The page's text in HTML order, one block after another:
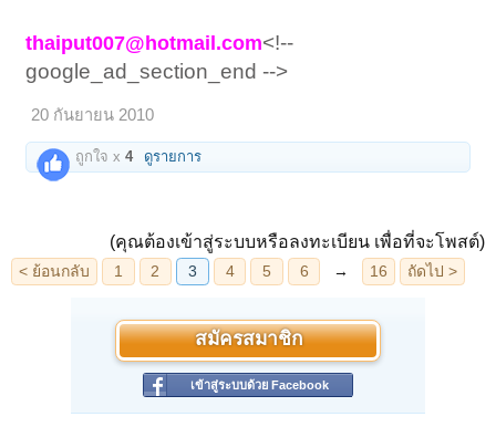
คุณ อรรถพล ด่านศรีชาญชัย ธ.กรุงเทพ สาขา
พิษณุโลก ออมทรัพย์ เลขที่ 263-520213-4
โทร.084-6245007
อย่างมากมาย โดยพิมพ์พระพุทธชินราชใบเสมานี้
สร้างเลียนแบบพระกรุชินราชใบเสมา โดยจัดพิธี
มหาพุทธภิเษก เป็นเวลา ๒ วันเต็ม นับจากวันที่
๑๙–๒๐ ม.ค. ๒๕๑๕ พระคณาจารย์บริกรรมปลุก
เสก มากกว่า ๑๐๐ รูป หลายๆ คณาจารย์ในนั้น
วัตถุมงคลของพวกท่านล้วนเล่นหาในวงการราคา
หอม, ลพ.แดง วัดเขาบันไดอิฐ, ลพ.มุ่ย วัดดอนไร่,
ลพ.เต๋ คงทอง วัดสามง่าม, ลพ.เกษม สุสาน
ไตรลักษณ์, ลพ.พรหม วัดช่องแค, ลพ.กวย วัด
แดง, ลพ.นอ วัดกลางท่าเรือ, ลป.โต๊ะ วัดประดู่
ฉิมพลี ลป.ทิม วัดละหารไร่ อาจารย์นำ วัดดอน
ศาลา ลพ.ขวัญ วัดบ้านไร่ เป็นต้น ในพิธีนี้กล่าวว่า
thaiput007@hotmail.com<!--
google_ad_section_end -->
20 กันยายน 2010
ถูกใจ x4 ดูรายการ
(คุณต้องเข้าสู่ระบบหรือลงทะเบียน เพื่อที่จะโพสต์)
สมัครสมาชิก
เข้าสู่ระบบด้วย Facebook